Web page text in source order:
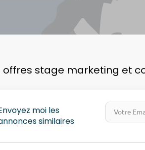
département
,
offres stage marketing et
moi les
similaires